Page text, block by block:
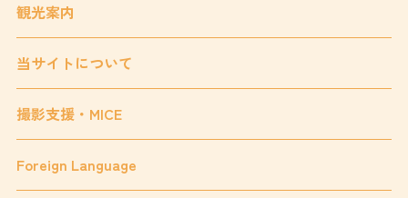
観光案内
当サイトについて
撮影支援・MICE
Foreign Language